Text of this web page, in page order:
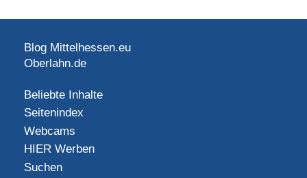
Blog Mittelhessen.eu
Oberlahn.de
Beliebte Inhalte
Seitenindex
Webcams
HIER Werben
Suchen